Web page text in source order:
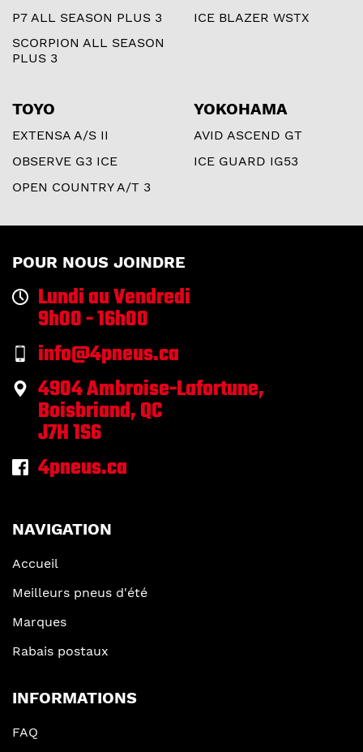
P7 ALL SEASON PLUS 3
SCORPION ALL SEASON
PLUS 3
ICE BLAZER WSTX
TOYO
EXTENSA A/S II
OBSERVE G3 ICE
OPEN COUNTRY A/T 3
YOKOHAMA
AVID ASCEND GT
ICE GUARD IG53
POUR NOUS JOINDRE
Lundi au Vendredi
9h00 - 16h00
info@4pneus.ca
4904 Ambroise-Lafortune,
Boisbriand, QC
J7H 1S6
4pneus.ca
NAVIGATION
Accueil
Meilleurs pneus d'été
Marques
Rabais postaux
INFORMATIONS
FAQ